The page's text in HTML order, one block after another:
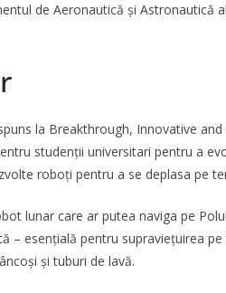
de Aeronautică și Astronautică
la Breakthrough, Innovative and
studenții universitari pentru a
roboți pentru a se deplasa pe
lunar care ar putea naviga pe
– esențială pentru supraviețuirea
și tuburi de lavă.